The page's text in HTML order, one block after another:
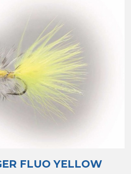
FLUO YELLOW